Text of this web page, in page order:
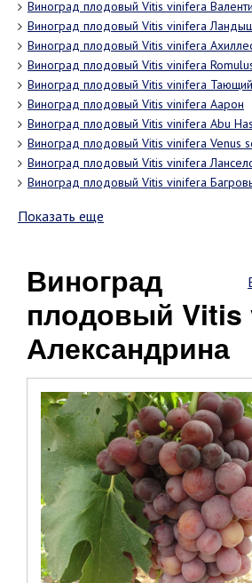
Виноград плодовый Vitis vinifera
Виноград плодовый Vitis vinifera
Виноград плодовый Vitis vinifera
Виноград плодовый Vitis vinifera
Виноград плодовый Vitis vinifera Тающий
Виноград плодовый Vitis vinifera Аарон
Виноград плодовый Vitis vinifera Abu
Виноград плодовый Vitis vinifera Venus
Виноград плодовый Vitis vinifera
Виноград плодовый Vitis vinifera
Показать еще
Виноград
плодовый Vitis
Александрина